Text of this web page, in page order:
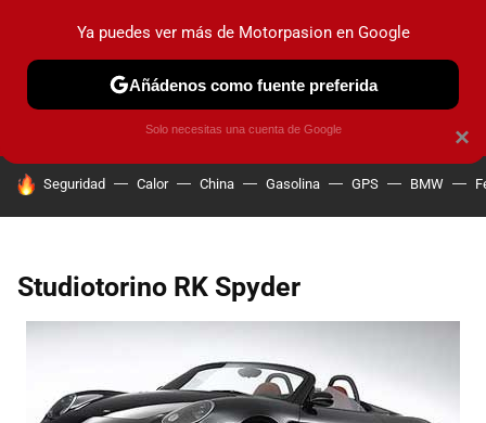
PRUEBAS COCHES ELÉCTRICOS OBSERVATORIO
HOY SE HABLA DE
Seguridad Calor China Gasolina GPS BMW
Studiotorino RK Spyder
×
Ya puedes ver más de Motorpasion en Google
Añádenos como fuente preferida
Solo necesitas una cuenta de Google